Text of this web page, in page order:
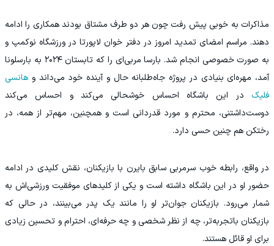
مذاکرات به‌ خوبی پیش رفت چون هر دو طرف مشتاق بودند همکاری را ادامه
دهند. مراسم امضای تمدید امروز در دفتر خوان لاپورتا در ورزشگاه نوکمپ و
به‌ صورت خصوصی انجام شد. بارسا مربی‌ای را که تابستان ۲۰۲۴ به بارسلونا
آمد، مهره‌ای بنیادی در پروژه جاه‌طلبانه حال و آینده خود می‌داند و هانسی
فلیک در این باشگاه احساس خوشحالی می‌کند و احساس می‌کند
دوست‌داشتنی، محترم و مورد قدردانی است و همچنین، مهم‌تر از همه، در
رختکن هم چنین حسی دارد.
در واقع، رابطه خوب سرمربی سابق بایرن با بازیکنان، نقش کلیدی در ادامه
حضور او در این باشگاه داشته است و یکی از کلیدهای موفقیت ورزشی‌اش به
شمار می‌رود. بازیکنان جوان‌تر او را مانند یک پدر می‌بینند، در حالی که
بازیکنان باتجربه‌تر، چه از نظر شخصی و چه حرفه‌ای، احترام و تحسین زیادی
برای او قائل‌ هستند.